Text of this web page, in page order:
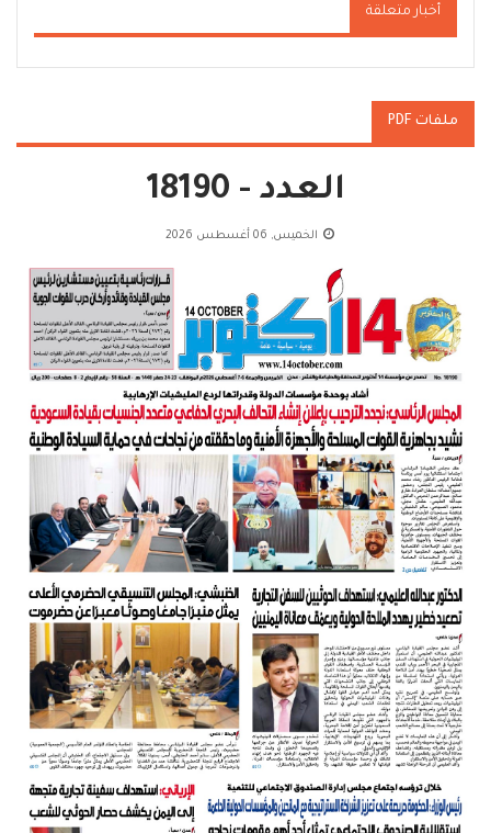
أخبار متعلقة
ملفات PDF
العدد - 18190
الخميس, 06 أغسطس 2026